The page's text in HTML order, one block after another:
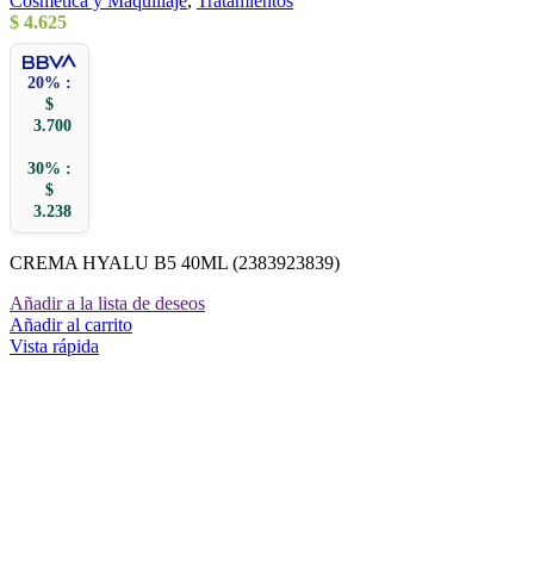
$ 4.625
20% :
$
3.700
30% :
$
3.238
CREMA HYALU B5 40ML (2383923839)
Añadir a la lista de deseos
Añadir al carrito
Vista rápida